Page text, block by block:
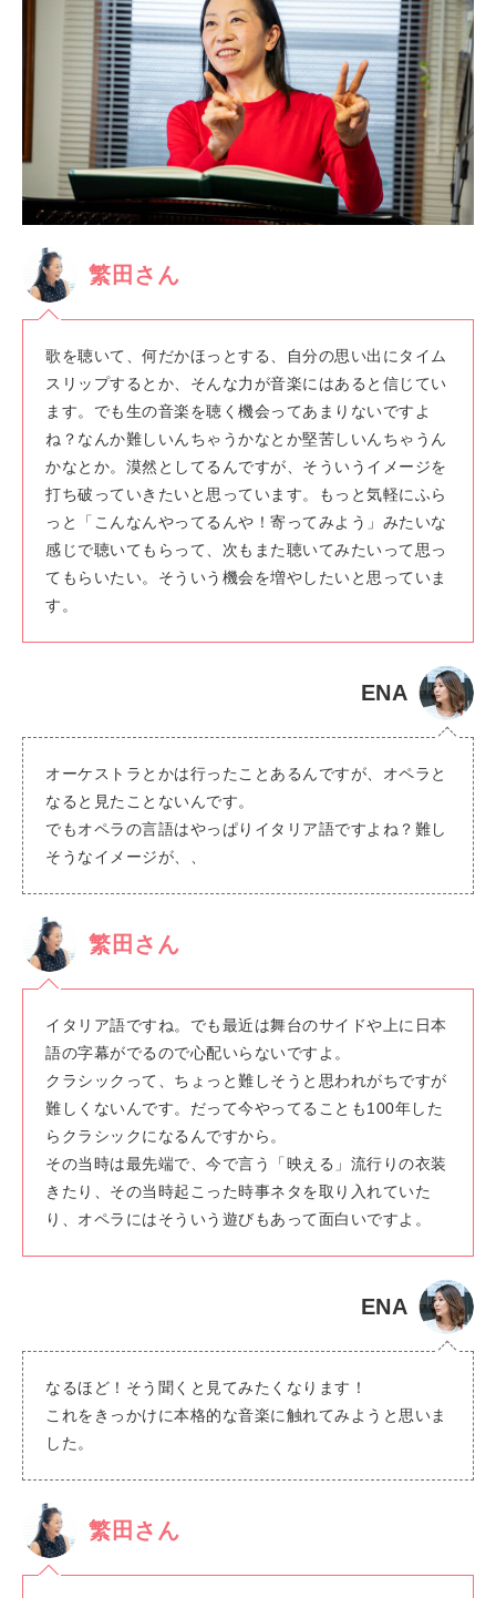
繁田さん
歌を聴いて、何だかほっとする、自分の思い出にタイム
スリップするとか、そんな力が音楽にはあると信じてい
ます。でも生の音楽を聴く機会ってあまりないですよ
ね？なんか難しいんちゃうかなとか堅苦しいんちゃうん
かなとか。漠然としてるんですが、そういうイメージを
打ち破っていきたいと思っています。もっと気軽にふら
っと「こんなんやってるんや！寄ってみよう」みたいな
感じで聴いてもらって、次もまた聴いてみたいって思っ
てもらいたい。そういう機会を増やしたいと思っていま
す。
ENA
オーケストラとかは行ったことあるんですが、オペラと
なると見たことないんです。
でもオペラの言語はやっぱりイタリア語ですよね？難し
そうなイメージが、、
繁田さん
イタリア語ですね。でも最近は舞台のサイドや上に日本
語の字幕がでるので心配いらないですよ。
クラシックって、ちょっと難しそうと思われがちですが
難しくないんです。だって今やってることも100年した
らクラシックになるんですから。
その当時は最先端で、今で言う「映える」流行りの衣装
きたり、その当時起こった時事ネタを取り入れていた
り、オペラにはそういう遊びもあって面白いですよ。
ENA
なるほど！そう聞くと見てみたくなります！
これをきっかけに本格的な音楽に触れてみようと思いま
した。
繁田さん